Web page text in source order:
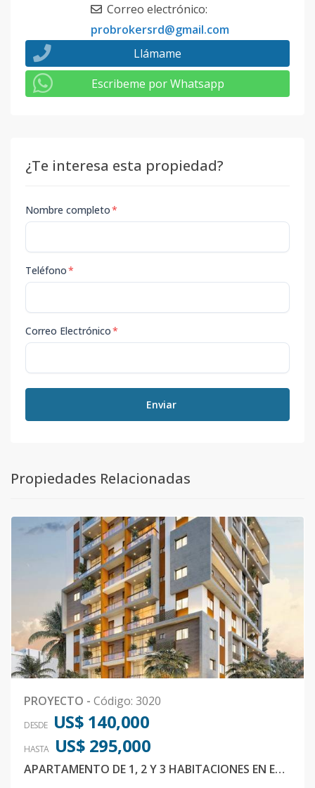
Correo electrónico:
probrokersrd@gmail.com
Llámame
Escribeme por Whatsapp
¿Te interesa esta propiedad?
Nombre completo*
Teléfono*
Correo Electrónico*
Enviar
Propiedades Relacionadas
PROYECTO - Código: 3020
DESDE US$ 140,000
HASTA US$ 295,000
APARTAMENTO DE 1, 2 Y 3 HABITACIONES EN EVARISTO MORALES